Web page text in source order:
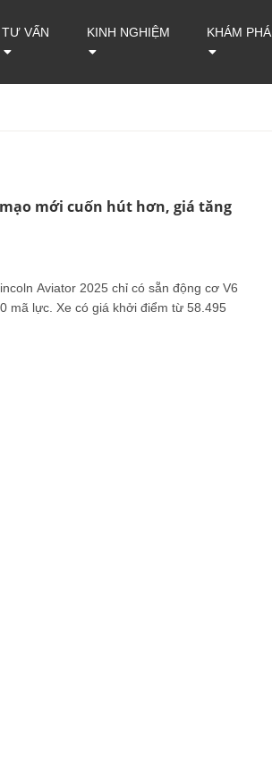
TƯ VẤN KINH NGHIỆM KHÁM PHÁ
mới cuốn hút hơn, giá tăng
Aviator 2025 chỉ có sẵn động cơ V6
mã lực. Xe có giá khởi điểm từ 58.495